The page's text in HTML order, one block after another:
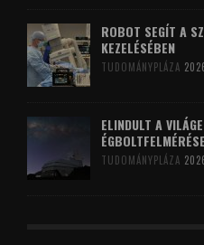
ROBOT SEGÍT A
KEZELÉSÉBEN
TUDOMÁNYPLÁZA
ELINDULT A
ÉGBOLTFELMÉRÉSE
TUDOMÁNYPLÁZA